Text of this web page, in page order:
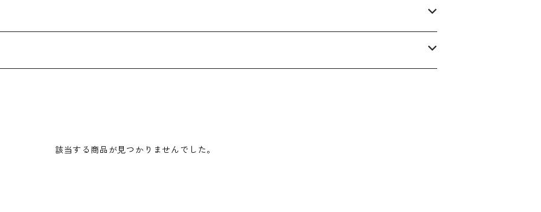
該当する商品が見つかりませんでした。